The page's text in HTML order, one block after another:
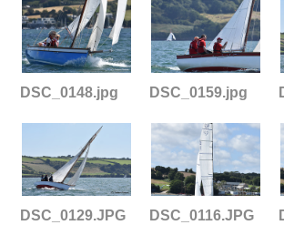
DSC_0148.jpg DSC_0159.jpg
DSC_0129.JPG DSC_0116.JPG